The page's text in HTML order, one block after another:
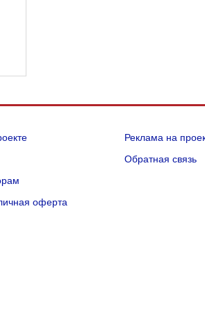
оферта
Реклама на
Обратная связь